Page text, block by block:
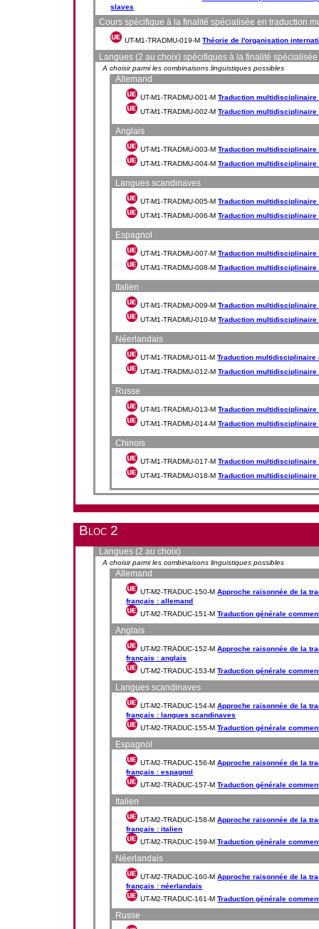
slaves
Cours spécifique à la finalité spécialisée en traduction
UT-M1-TRADMU-019-MThéorie de l'organisation
Langues (2 au choix) spécifiques à la finalité
A choisir parmi les combinaisons linguistiques possibles
Allemand
UT-M1-TRADMU-001-MTraduction multidisciplinaire
UT-M1-TRADMU-002-MTraduction multidisciplinaire
Anglais
UT-M1-TRADMU-003-MTraduction multidisciplinaire
UT-M1-TRADMU-004-MTraduction multidisciplinaire
Langues scandinaves
UT-M1-TRADMU-005-MTraduction
UT-M1-TRADMU-006-MTraduction
Espagnol
UT-M1-TRADMU-007-MTraduction multidisciplinaire
UT-M1-TRADMU-008-MTraduction multidisciplinaire
Italien
UT-M1-TRADMU-009-MTraduction multidisciplinaire
UT-M1-TRADMU-010-MTraduction multidisciplinaire
Néerlandais
UT-M1-TRADMU-011-MTraduction multidisciplinaire
UT-M1-TRADMU-012-MTraduction multidisciplinaire
Russe
UT-M1-TRADMU-013-MTraduction multidisciplinaire
UT-M1-TRADMU-014-MTraduction multidisciplinaire
Chinois
UT-M1-TRADMU-017-MTraduction multidisciplinaire
UT-M1-TRADMU-018-MTraduction multidisciplinaire
Bloc 2
Langues (2 au choix)
A choisir parmi les combinaisons linguistiques possibles
Allemand
UT-M2-TRADUC-150-MApproche raisonnée de la
français : allemand
UT-M2-TRADUC-151-MTraduction générale
Anglais
UT-M2-TRADUC-152-MApproche raisonnée de la
français : anglais
UT-M2-TRADUC-153-MTraduction générale
Langues scandinaves
UT-M2-TRADUC-154-MApproche raisonnée de la
français : langues scandinaves
UT-M2-TRADUC-155-MTraduction générale
Espagnol
UT-M2-TRADUC-156-MApproche raisonnée de la
français : espagnol
UT-M2-TRADUC-157-MTraduction générale
Italien
UT-M2-TRADUC-158-MApproche raisonnée de la
français : italien
UT-M2-TRADUC-159-MTraduction générale
Néerlandais
UT-M2-TRADUC-160-MApproche raisonnée de la
français : néerlandais
UT-M2-TRADUC-161-MTraduction générale
Russe